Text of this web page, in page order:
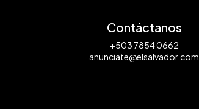
Contáctanos
+503 7854 0662
anunciate@elsalvador.com